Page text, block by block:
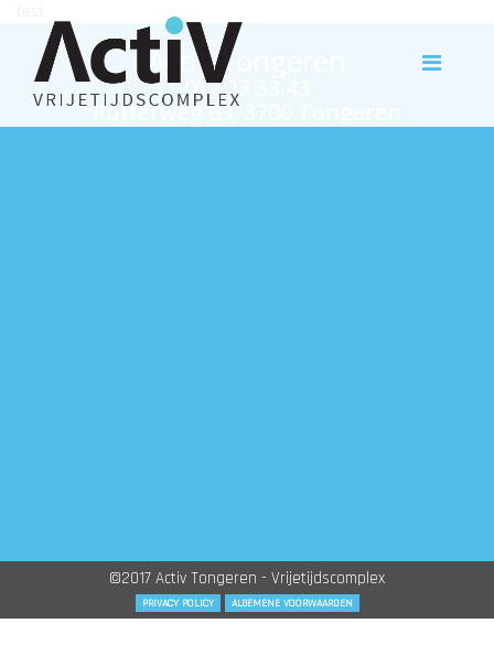
Activ Tongeren
012 23 33 43
Rutterweg 63, 3700 Tongeren
©2017 Activ Tongeren - Vrijetijdscomplex
PRIVACY POLICY ALGEMENE VOORWAARDEN